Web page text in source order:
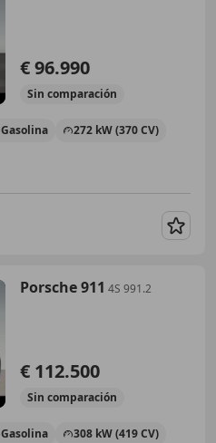
€ 96.990
Sin comparación
Gasolina 272 kW (370 CV)
Porsche 911 4S 991.2
€ 112.500
Sin comparación
Gasolina 308 kW (419 CV)